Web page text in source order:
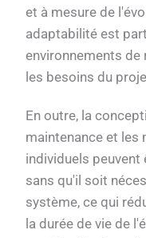
et à mesure de
adaptabilité est
environnements de
les besoins du
En outre, la
maintenance et les
individuels
sans qu'il soit
système, ce qui
la durée de vie de